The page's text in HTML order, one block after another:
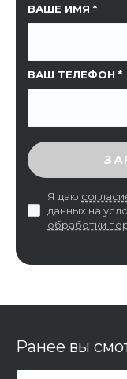
ВАШЕ ИМЯ
ВАШ ТЕЛЕФОН
ССЫЛКА НА
ВВЕДИТЕ
Я даю
данных на
обработки
Ранее вы